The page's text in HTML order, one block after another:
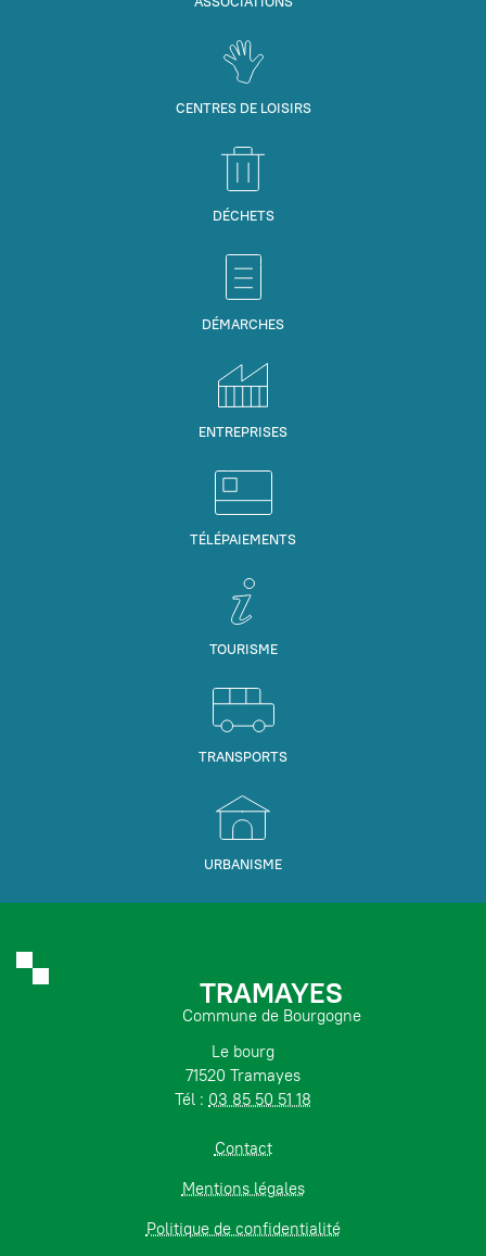
CENTRES DE LOISIRS
DÉCHETS
DÉMARCHES
ENTREPRISES
TÉLÉPAIEMENTS
TOURISME
TRANSPORTS
URBANISME
TRAMAYES
Commune de Bourgogne
Le bourg
71520 Tramayes
Tél : 03 85 50 51 18
Contact
Mentions légales
Politique de confidentialité